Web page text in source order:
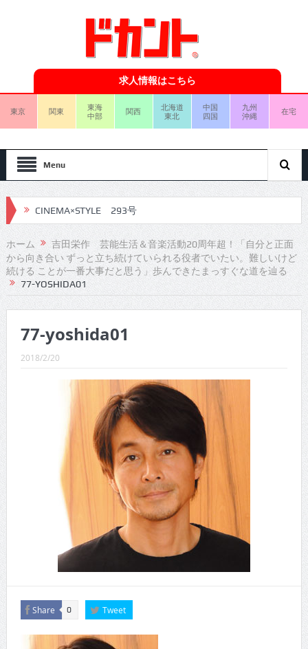
求人情報はこちら
東京 関東
東海
中部
関西
北海道
東北
中国
四国
九州
沖縄
在宅
Menu
CINEMA×STYLE 293号
CINEMA×STYLE 292号
CINEMA×STYLE 291号
CINEMA×STYLE 290号
CINEMA×STYLE 288号
CINEMA×STYLE 286号
CINEMA×STYLE 285号
CINEMA×STYLE 294号
ホーム
吉田栄作 芸能生活＆音楽活動20周年超！「自分と正面
から向き合い ずっと立ち続けていられる役者でいたい。難しいけど
続ける ことが一番大事だと思う」歩んできたまっすぐな道を辿る
77-YOSHIDA01
77-yoshida01
2018/2/20
Share 0 Tweet